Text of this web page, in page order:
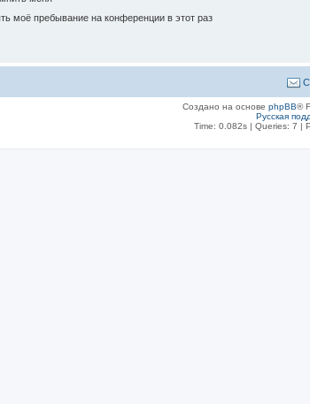
моё пребывание на конференции в этот раз
Создано на основе phpBB®
Русская
Time: 0.082s| Queries: 7 |